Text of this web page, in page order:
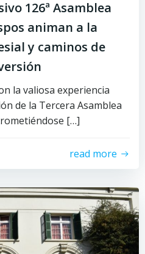
126ª Asamblea
animan a la
y caminos de
la valiosa experiencia
de la Tercera Asamblea
[…]
read more